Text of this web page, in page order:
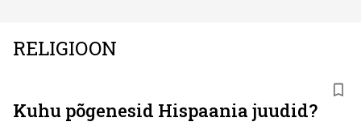
RELIGIOON
Kuhu põgenesid Hispaania juudid?